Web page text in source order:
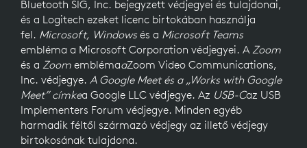
Bluetooth SIG, Inc. bejegyzett védjegyei és tulajdonai,
és a Logitech ezeket licenc birtokában használja
fel. Microsoft, Windowsés a Microsoft Teams
embléma a Microsoft Corporation védjegyei. AZoom
és a Zoom emblémaaZoom Video Communications,
Inc. védjegye. A Google Meet és a „Works with Google
Meet” címkea Google LLC védjegye. Az USB-Caz USB
Implementers Forum védjegye. Minden egyéb
harmadik féltől származó védjegy az illető védjegy
birtokosának tulajdona.